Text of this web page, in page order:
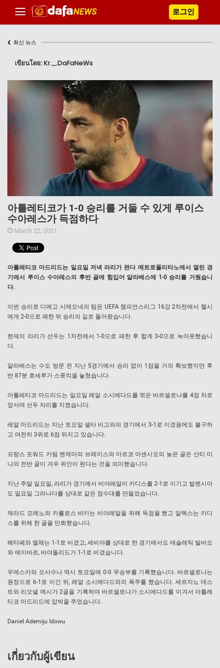
로그인
‹ 최신 뉴스
เขียนโดย: Kr._.DaFaNeWs
아틀레티코가 1-0 승리를 거둘 수 있게 루이스
수아레스가 득점하다
March 22, 2021
아틀레티코 마드리드는 일요일 저녁 라리가 완다 메트로폴리타노에서 열린 경
기에서 루이스 수아레스의 후반 골에 힘입어 알라베스에 1-0 승리를 거뒀습니
다.
이번 승리로 디에고 시메오네의 팀은 UEFA 챔피언스리그 16강 2차전에서 첼시
에게 2-0으로 패한 뒤 승리의 길로 돌아왔습니다.
현재의 라리가 선두는 1차전에서 1-0으로 패한 후 합계 3-0으로 녹아웃했습니
다.
알라베스는 수도 방문 전 지난 5경기에서 승리 없이 1점을 거의 확보했지만 후
반 87분 호세루가 스폿킥을 놓쳤습니다.
아틀레티코 마드리드는 일요일 레알 소시에다드를 꺾은 바르셀로나를 4점 차로
앞서며 선두 자리를 지켰습니다.
레알 마드리드는 지난 토요일 셀타 비고와의 경기에서 3-1로 이겼음에도 불구하
고 여전히 3위로 6점 뒤지고 있습니다.
프랑스 포워드 카림 벤제마의 브레이스와 마르코 아센시오의 늦은 골은 산티 미
나의 전반 골이 겨우 위안이 된다는 것을 의미했습니다.
지난 주말 일요일, 라리가 경기에서 비야레알이 카디스를 2-1로 이기고 발렌시아
도 일요일 그라나다를 상대로 같은 점수대를 만들었습니다.
제라드 모레노와 카를로스 바카는 비야레알을 위해 득점을 했고 알렉스는 카디
스를 위해 한 골을 만회했습니다.
헤타페와 엘체는 1-1로 비겼고, 세비야를 상대로 한 경기에서도 애슬레틱 빌바오
와 에이바르, 바야돌리드가 1-1로 비겼습니다.
우에스카와 오사수나 역시 토요일에 0-0 무승부를 기록했습니다. 바르셀로나는
원정으로 6-1로 이긴 뒤, 레알 소시에다드와의 폭주를 했습니다. 세르지뇨 데스
트와 리오넬 메시가 2골을 기록하여 바르셀로나가 소시에다드를 이겨서 아틀레
티코 마드리드에 압박을 주었습니다.
Daniel Ademiju Idowu
เกี่ยวกับผู้เขียน